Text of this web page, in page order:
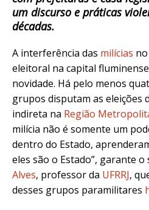
um discurso e práticas
décadas.
A interferência das milícias
eleitoral na capital
novidade. Há pelo menos
grupos disputam as eleições
indireta na Região
milícia não é somente um
dentro do Estado,
eles são o Estado”, garante o
Alves, professor da UFRRJ,
desses grupos paramilitares